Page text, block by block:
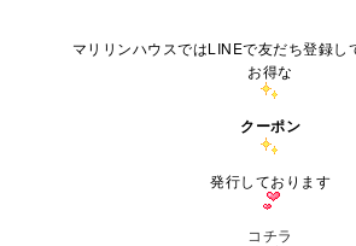
マリリンハウスではLINEで友だち登録し
お得な
クーポン
発行しております
コチラ